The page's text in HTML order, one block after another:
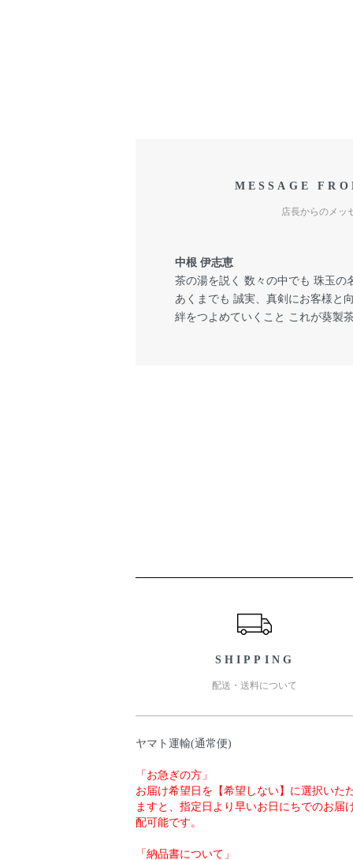
MESSAGE
店長からのメッ
中根 伊志恵
茶の湯を説く 数々の中でも 珠玉の
あくまでも 誠実、真剣にお客様と
絆をつよめていくこと これが葵製
SHIPPING
配送・送料について
ヤマト運輸(通常便)
「お急ぎの方」
お届け希望日を【希望しない】に選択いた
ますと、指定日より早いお日にちでのお届
配可能です。
「納品書について」